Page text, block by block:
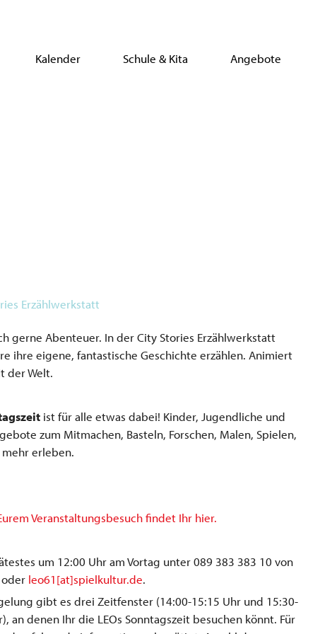
Kalender Schule & Kita Angebote
Erzählwerkstatt
gerne Abenteuer. In der City Stories Erzählwerkstatt
ihre eigene, fantastische Geschichte erzählen. Animiert
der Welt.
ist für alle etwas dabei! Kinder, Jugendliche und
zum Mitmachen, Basteln, Forschen, Malen, Spielen,
erleben.
Veranstaltungsbesuch findet Ihr hier.
um 12:00 Uhr am Vortag unter 089 383 383 10 von
leo61[at]spielkultur.de.
gibt es drei Zeitfenster (14:00-15:15 Uhr und 15:30-
an denen Ihr die LEOs Sonntagszeit besuchen könnt. Für